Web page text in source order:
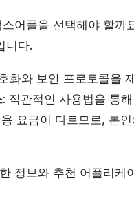
어플을 선택해야 할
니다.
화와 보안 프로토콜을
: 직관적인 사용법을 통
요금이 다르므로, 본
정보와 추천 어플리케